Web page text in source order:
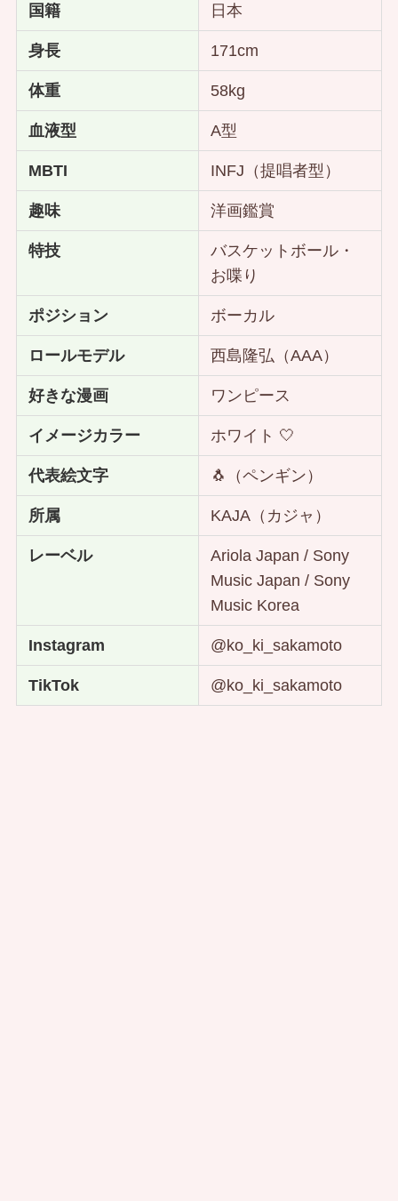
国籍 日本
身長 171cm
体重 58kg
血液型 A型
MBTI INFJ（提唱者型）
趣味 洋画鑑賞
特技
バスケットボール・
お喋り
ポジション ボーカル
ロールモデル 西島隆弘（AAA）
好きな漫画 ワンピース
イメージカラー ホワイト 🤍
代表絵文字 🐧（ペンギン）
所属 KAJA（カジャ）
レーベル
Ariola Japan / Sony
Music Japan / Sony
Music Korea
Instagram @ko_ki_sakamoto
TikTok @ko_ki_sakamoto